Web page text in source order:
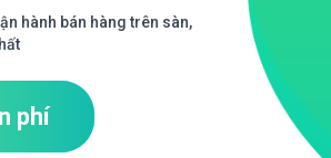
hành bán hàng trên sàn,
phí